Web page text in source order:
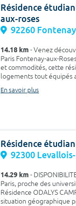
Résidence
aux-roses
92260
14.18 km- Venez
Paris Fontenay-aux-
et commodités, cette
logements tout équipés
En savoir plus
Résidence
92300
14.29 km-
Paris, proche des
Résidence ODALYS
situation géographique